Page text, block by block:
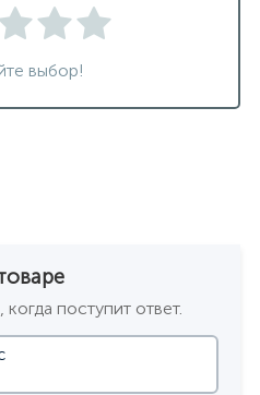
выбор!
поступит ответ.